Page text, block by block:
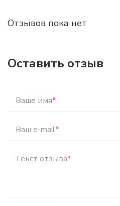
Отзывов пока нет
Оставить отзыв
Ваше имя*
Ваш e-mail*
Текст отзыва*